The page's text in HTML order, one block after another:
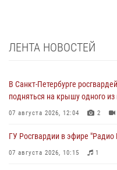
ЛЕНТА НОВОСТЕЙ
В Санкт-Петербурге
подняться на крышу одного из
07 августа 2026, 12:04 2
ГУ Росгвардии в эфире "Радио
07 августа 2026, 10:15 1